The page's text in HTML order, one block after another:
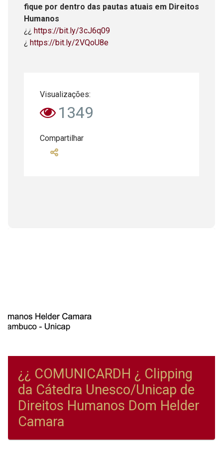
fique por dentro das pautas atuais em Direitos
Humanos
¿¿ https://bit.ly/3cJ6q09
¿ https://bit.ly/2VQoU8e
Visualizações:
1349
Compartilhar
¿¿ COMUNICARDH ¿ Clipping
da Cátedra Unesco/Unicap de
Direitos Humanos Dom Helder
Camara